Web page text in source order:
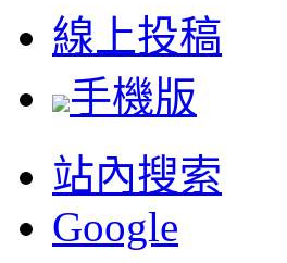
線上投稿
手機版
站內搜索
Google